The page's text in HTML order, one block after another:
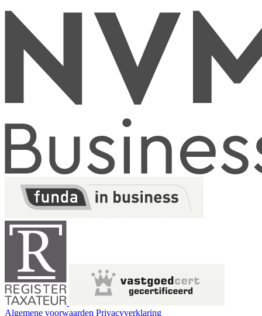
Algemene voorwaarden Privacyverklaring